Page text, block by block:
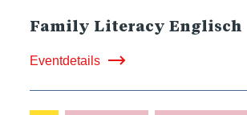
Family Literacy Englisch
Eventdetails